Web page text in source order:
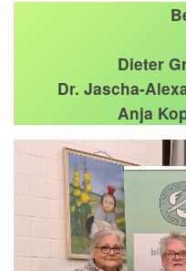
Dieter
Dr. Jascha-
Anja